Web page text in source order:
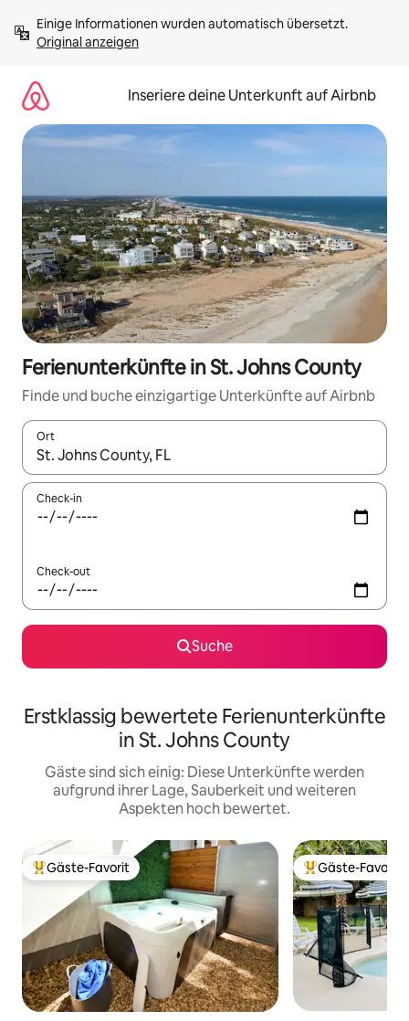
Inhalten
springenOriginal anzeigen
Inseriere deine Unterkunft auf Airbnb
Ferienunterkünfte in St. Johns County
Finde und buche einzigartige Unterkünfte auf Airbnb
Ort
Wenn Ergebnisse verfügbar sind, navigiere mit den
Check-in
Check-out
Suche
Erstklassig bewertete Ferienunterkünfte
in St. Johns County
Gäste sind sich einig: Diese Unterkünfte werden
aufgrund ihrer Lage, Sauberkeit und weiteren
Aspekten hoch bewertet.
Beliebter Gäste-Favorit.
Gäste-Favorit Beliebter Gäste-
Gäste-Favorit